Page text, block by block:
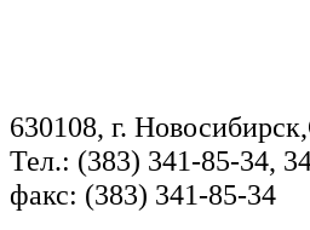
630108, г.
Тел.: (383) 341-85-34,
факс: (383) 341-85-34